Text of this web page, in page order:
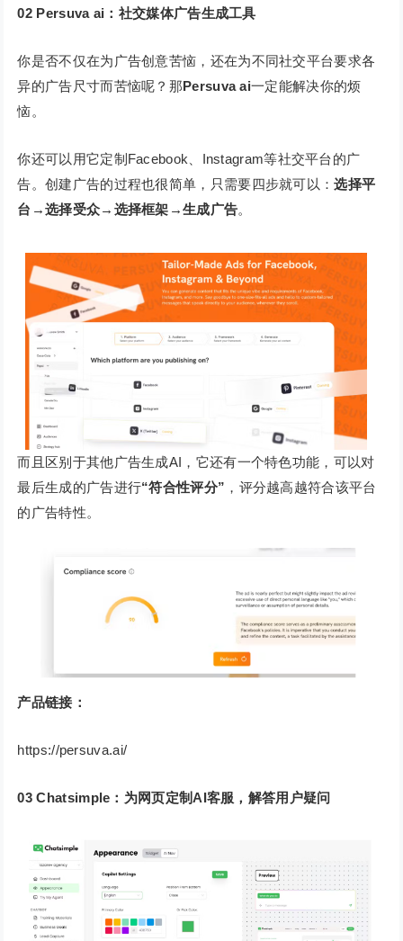
02 Persuva ai：社交媒体广告生成工具
你是否不仅在为广告创意苦恼，还在为不同社交平台要求各
异的广告尺寸而苦恼呢？那Persuva ai一定能解决你的烦
恼。
你还可以用它定制Facebook、Instagram等社交平台的广
告。创建广告的过程也很简单，只需要四步就可以：选择平
台→选择受众→选择框架→生成广告。
而且区别于其他广告生成AI，它还有一个特色功能，可以对
最后生成的广告进行“符合性评分” ，评分越高越符合该平台
的广告特性。
产品链接：
https://persuva.ai/
03 Chatsimple：为网页定制AI客服，解答用户疑问